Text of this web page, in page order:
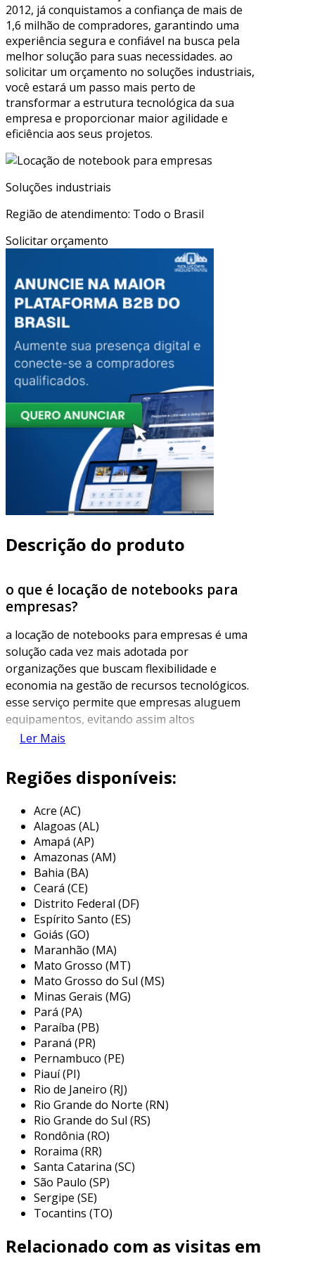
2012, já conquistamos a confiança de mais de
1,6 milhão de compradores, garantindo uma
experiência segura e confiável na busca pela
melhor solução para suas necessidades. ao
solicitar um orçamento no soluções industriais,
você estará um passo mais perto de
transformar a estrutura tecnológica da sua
empresa e proporcionar maior agilidade e
eficiência aos seus projetos.
Soluções industriais
Região de atendimento: Todo o Brasil
Solicitar orçamento
Descrição do produto
o que é locação de notebooks para
empresas?
a locação de notebooks para empresas é uma
solução cada vez mais adotada por
organizações que buscam flexibilidade e
economia na gestão de recursos tecnológicos.
esse serviço permite que empresas aluguem
equipamentos, evitando assim altos
investimentos na compra de novos dispositivos.
demandas, como aumento temporário de
equipe, eventos e projetos específicos, sem a
necessidade de aquisição dos equipamentos.
uma das principais vantagens da locação é a
agilidade no processo de obtenção dos
equipamentos. as empresas podem negociar
contratos de locação por períodos variados, o
que possibilita uma melhor adequação às suas
necessidades. além disso, os provedores de
locação geralmente oferecem uma série de
serviços adicionais, como manutenção, suporte
técnico e atualização de sistemas, garantindo
que os equipamentos estejam sempre em
ótimo estado de funcionamento.
principais aplicações da locação de
notebooks para empresas
a locação de notebooks é uma estratégia
estratégica que pode ser aplicada em diversas
situações e segmentos de mercado. a seguir,
estão algumas das principais aplicações que
mostram como essa prática pode ser benéfica
para as empresas:
eventos e feiras:
precisam de uma quantidade elevada de
notebooks para demonstrações,
palestras e estandes em feiras de
negócios. a locação oferece uma solução
Ler Mais
Regiões disponíveis:
Acre (AC)
Alagoas (AL)
Amapá (AP)
Amazonas (AM)
Bahia (BA)
Ceará (CE)
Distrito Federal (DF)
Espírito Santo (ES)
Goiás (GO)
Maranhão (MA)
Mato Grosso (MT)
Mato Grosso do Sul (MS)
Minas Gerais (MG)
Pará (PA)
Paraíba (PB)
Paraná (PR)
Pernambuco (PE)
Piauí (PI)
Rio de Janeiro (RJ)
Rio Grande do Norte (RN)
Rio Grande do Sul (RS)
Rondônia (RO)
Roraima (RR)
Santa Catarina (SC)
São Paulo (SP)
Sergipe (SE)
Tocantins (TO)
Relacionado com as visitas em